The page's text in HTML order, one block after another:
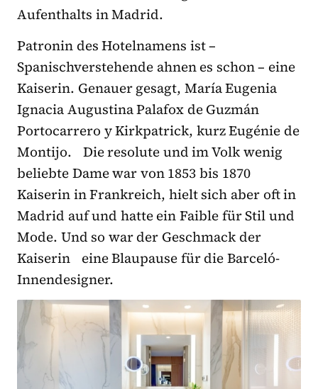
Aufenthalts in Madrid.
Patronin des Hotelnamens ist –
Spanischverstehende ahnen es schon – eine
Kaiserin. Genauer gesagt, María Eugenia
Ignacia Augustina Palafox de Guzmán
Portocarrero y Kirkpatrick, kurz Eugénie de
Montijo. Die resolute und im Volk wenig
beliebte Dame war von 1853 bis 1870
Kaiserin in Frankreich, hielt sich aber oft in
Madrid auf und hatte ein Faible für Stil und
Mode. Und so war der Geschmack der
Kaiserin eine Blaupause für die Barceló-
Innendesigner.